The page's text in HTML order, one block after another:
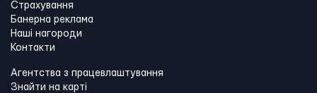
Страхування
Банерна реклама
Наші нагороди
Контакти
Агентства з працевлаштування
Знайти на карті